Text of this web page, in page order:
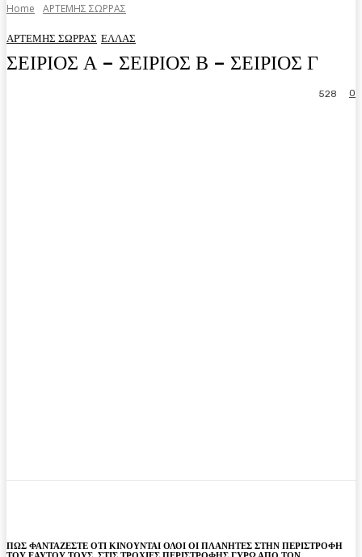
Home ΑΡΤΕΜΗΣ ΣΩΡΡΑΣ
ΑΡΤΕΜΗΣ ΣΩΡΡΑΣ ΕΛΛΑΣ
ΣΕΙΡΙΟΣ Α – ΣΕΙΡΙΟΣ Β – ΣΕΙΡΙΟΣ Γ
0
528
ΠΩΣ ΦΑΝΤΑΖΕΣΤΕ ΟΤΙ ΚΙΝΟΥΝΤΑΙ ΟΛΟΙ ΟΙ ΠΛΑΝΗΤΕΣ ΣΤΗΝ ΠΕΡΙΣΤΡΟΦΗ